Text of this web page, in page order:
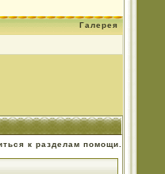
Галерея
к разделам помощи.